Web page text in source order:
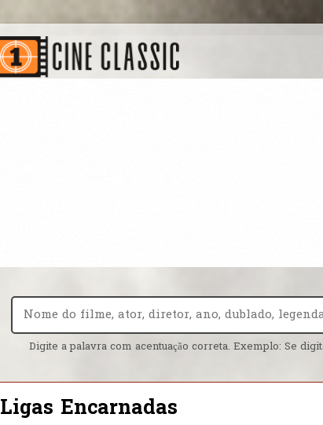
Digite a palavra com acentuação correta. Exemplo: Se
Ligas Encarnadas